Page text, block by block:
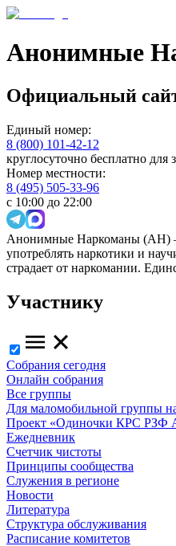
Анонимные
Официальный
Единый номер:
8 (800) 101-42-12
круглосуточно бесплатно для
Номер местности:
8 (495) 505-33-96
с 10:00 до 22:00
Анонимные Наркоманы (АН) —
употреблять наркотики и
страдает от наркомании.
Участнику
Собрания сегодня
Онлайн собрания
Все группы
Для маломобильной группы
Проект «Одиночки КРС РЗФ
Ежедневник
Счетчик чистоты
Принципы сообщества
Служения в регионе
Новости
Литература
Структура обслуживания
Расписание комитетов